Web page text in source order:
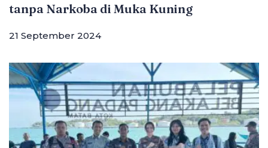
tanpa Narkoba di Muka Kuning
21 September 2024